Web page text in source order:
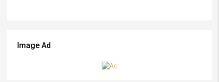
Image Ad